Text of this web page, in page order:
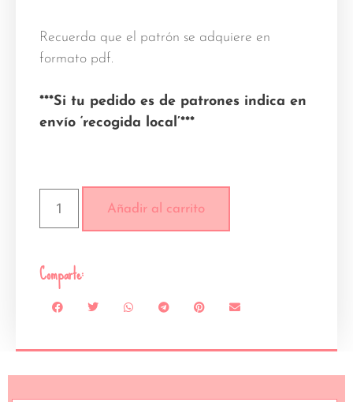
Recuerda que el patrón se adquiere en
formato pdf.
***Si tu pedido es de patrones indica en
envío ‘recogida local’***
Añadir al carrito
Comparte: